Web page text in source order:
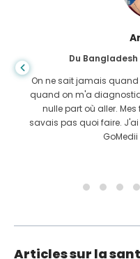
Du
On ne sait jamais
quand on m'a
nulle part où aller.
savais pas quoi faire.
Articles sur la